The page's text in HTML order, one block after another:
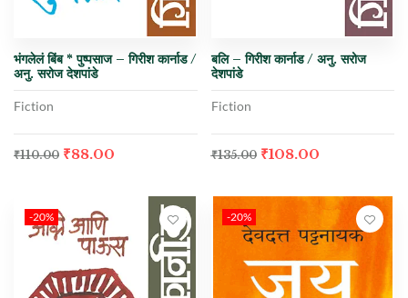
भंगलेलं बिंब * पुष्पसाज – गिरीश कार्नाड /
अनु. सरोज देशपांडे
Fiction
₹110.00 ₹88.00
बलि – गिरीश कार्नाड / अनु. सरोज
देशपांडे
Fiction
₹135.00 ₹108.00
-20% -20%